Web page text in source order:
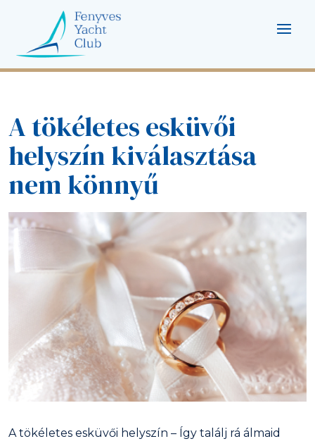
A tökéletes esküvői
helyszín kiválasztása
nem könnyű
A tökéletes esküvői helyszín – Így találj rá álmaid